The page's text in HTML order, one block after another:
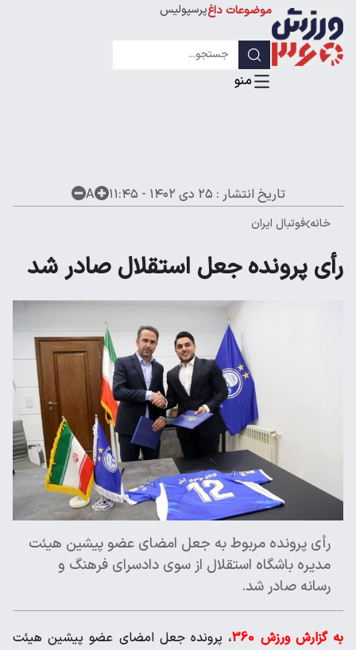
موضوعات داغپرسپولیس
لیگ قهرمانان
تاریخ انتشار : ۲۵ دی ۱۴۰۲ - ۱۱:۴۵ A
خانه فوتبال ایران
رأی پرونده جعل استقلال صادر شد
رأی پرونده مربوط به جعل امضای عضو پیشین هیئت
مدیره باشگاه استقلال از سوی دادسرای فرهنگ و
رسانه صادر شد.
به گزارش ورزش 360
، پرونده جعل امضای عضو پیشین هیئت